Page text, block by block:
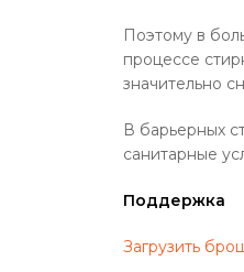
Поэтому в
процессе
значительно
В барьерных
санитарные
Поддержка
Загрузить